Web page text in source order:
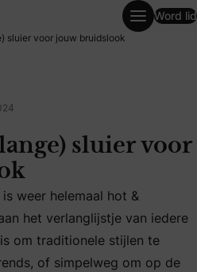
voor jouw bruidslook
Word lid
sluier voor jouw bruidslook
sluier voor
weer helemaal hot &
weer helemaal hot &
het verlanglijstje van iedere
om traditionele stijlen te
of simpelweg om op de